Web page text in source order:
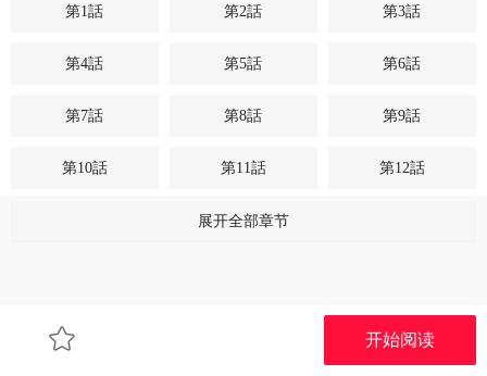
第1話 第2話 第3話
第4話 第5話 第6話
第7話 第8話 第9話
第10話 第11話 第12話
第14話
第19話
开始阅读
展开全部章节